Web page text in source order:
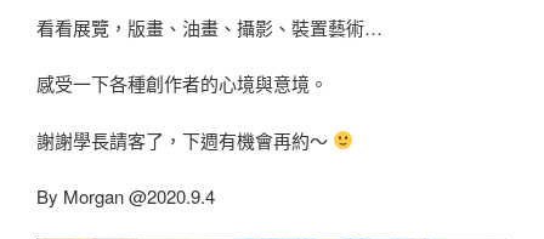
看看展覽，版畫、油畫、攝影、裝置藝術…
感受一下各種創作者的心境與意境。
謝謝學長請客了，下週有機會再約～
By Morgan @2020.9.4